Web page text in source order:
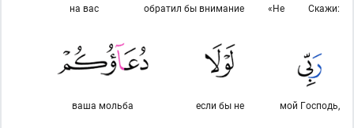
Скажи:
«Не
обратил бы внимание
на вас
мой Господь,
если бы не
ваша мольба